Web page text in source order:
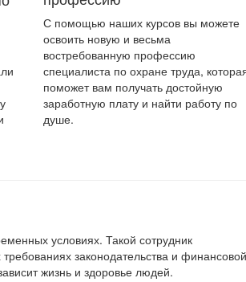
С помощью наших курсов вы можете
освоить новую и весьма
востребованную профессию
специалиста по охране труда,
поможет вам получать достойную
заработную плату и найти работу по
душе.
условиях. Такой сотрудник
законодательства и финансовой
жизнь и здоровье людей.